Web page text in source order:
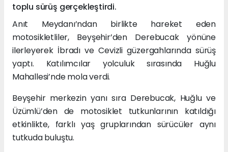
toplu sürüş gerçekleştirdi.
Anıt Meydanı’ndan birlikte hareket eden
motosikletliler, Beyşehir’den Derebucak yönüne
ilerleyerek İbradı ve Cevizli güzergahlarında sürüş
yaptı. Katılımcılar yolculuk sırasında Huğlu
Mahallesi’nde mola verdi.
Beyşehir merkezin yanı sıra Derebucak, Huğlu ve
Üzümlü’den de motosiklet tutkunlarının katıldığı
etkinlikte, farklı yaş gruplarından sürücüler aynı
tutkuda buluştu.